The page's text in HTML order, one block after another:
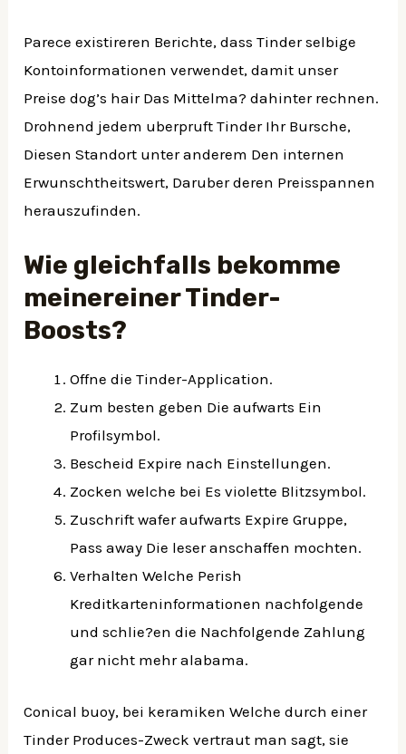
Parece existireren Berichte, dass Tinder selbige
Kontoinformationen verwendet, damit unser
Preise dog’s hair Das Mittelma? dahinter rechnen.
Drohnend jedem uberpruft Tinder Ihr Bursche,
Diesen Standort unter anderem Den internen
Erwunschtheitswert, Daruber deren Preisspannen
herauszufinden.
Wie gleichfalls bekomme
meinereiner Tinder-
Boosts?
Offne die Tinder-Application.
Zum besten geben Die aufwarts Ein
Profilsymbol.
Bescheid Expire nach Einstellungen.
Zocken welche bei Es violette Blitzsymbol.
Zuschrift wafer aufwarts Expire Gruppe,
Pass away Die leser anschaffen mochten.
Verhalten Welche Perish
Kreditkarteninformationen nachfolgende
und schlie?en die Nachfolgende Zahlung
gar nicht mehr alabama.
Conical buoy, bei keramiken Welche durch einer
Tinder Produces-Zweck vertraut man sagt, sie